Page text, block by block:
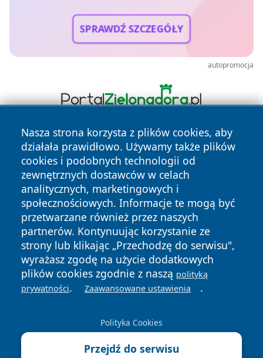
SPRAWDŹ SZCZEGÓŁY
autopromocja
Nasza strona korzysta z plików cookies, aby
działała prawidłowo. Używamy także plików
cookies i podobnych technologii od
zewnętrznych dostawców w celach
analitycznych, marketingowych i
społecznościowych. Informacje te mogą być
przetwarzane również przez naszych
partnerów. Kontynuując korzystanie ze
strony lub klikając „Przechodzę do serwisu",
wyrażasz zgodę na użycie dodatkowych
plików cookies zgodnie z naszą polityką
prywatności. Zaawansowane ustawienia .
Polityka Cookies
Przejdź do serwisu
Copyright © 2026 echowarszawy.pl Wszystkie prawa
zastrzeżone.
News Autorzy
Polityka
Prywatności
Polityka
Cookies